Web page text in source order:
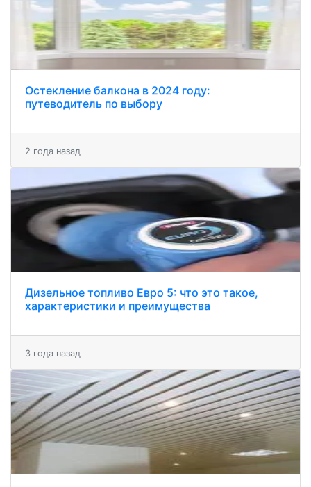
Остекление балкона в 2024 году:
путеводитель по выбору
2 года назад
Дизельное топливо Евро 5: что это такое,
характеристики и преимущества
3 года назад